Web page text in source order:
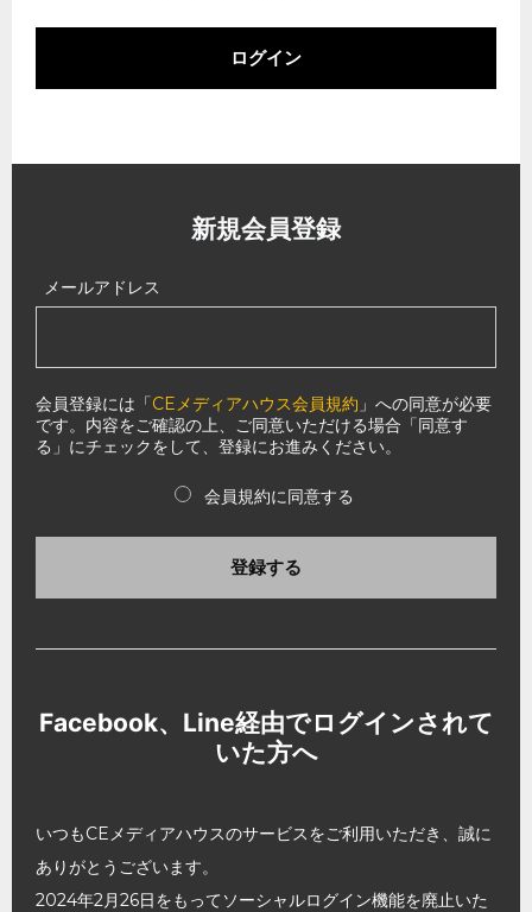
ログイン
新規会員登録
メールアドレス
会員登録には「CEメディアハウス会員規約 」への同意が必要
です。内容をご確認の上、ご同意いただける場合「同意す
る」にチェックをして、登録にお進みください。
会員規約に同意する
登録する
Facebook、Line経由でログインされて
いた方へ
いつもCEメディアハウスのサービスをご利用いただき、誠に
ありがとうございます。
2024年2月26日をもってソーシャルログイン機能を廃止いた